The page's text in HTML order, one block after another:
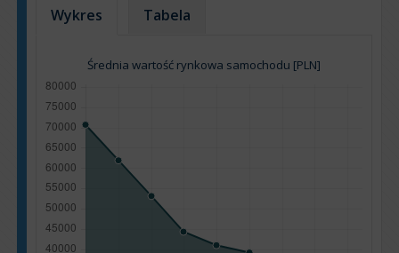
Wykres Tabela
Średnia wartość rynkowa samochodu [PLN]